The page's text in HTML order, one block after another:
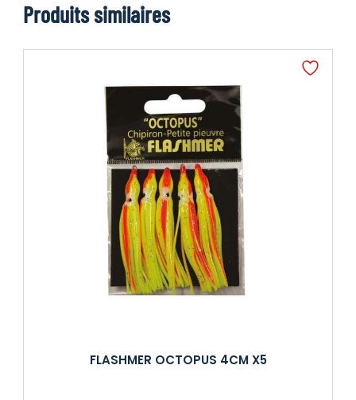
Produits similaires
FLASHMER OCTOPUS 4CM X5